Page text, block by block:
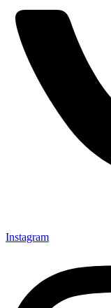
Instagram